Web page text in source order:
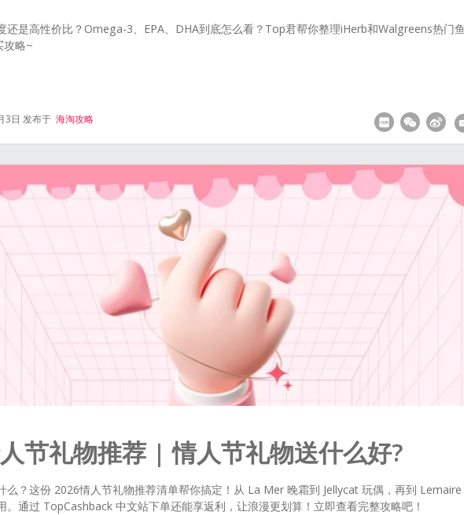
还是高性价比？Omega-3、EPA、DHA到底怎么看？Top君帮你整理iHerb和Walgreens热门
攻略~
3日 发布于 海淘攻略
节礼物推荐 | 情人节礼物送什么好?
么？这份 2026情人节礼物推荐清单帮你搞定！从 La Mer 晚霜到 Jellycat 玩偶，再到
。通过 TopCashback 中文站下单还能享返利，让浪漫更划算！立即查看完整攻略吧！